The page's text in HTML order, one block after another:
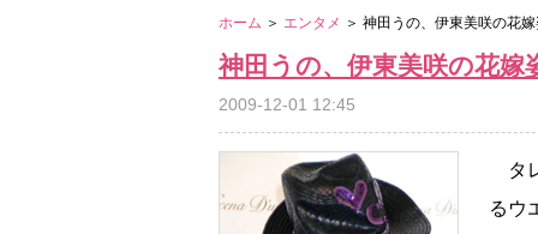
ホーム ＞ エンタメ ＞ 神田うの、伊東美咲の花
神田うの、伊東美咲の花嫁
2009-12-01 12:45
タ
るウ